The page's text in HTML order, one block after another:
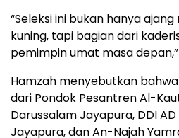
“Seleksi ini bukan hanya
kuning, tapi bagian dari
pemimpin umat masa
Hamzah menyebutkan
dari Pondok Pesantren Al-
Darussalam Jayapura, DDI
Jayapura, dan An-Najah